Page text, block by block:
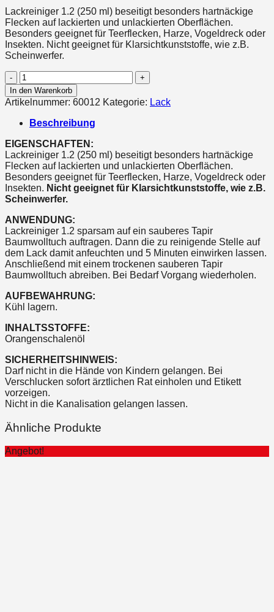
Lackreiniger 1.2 (250 ml) beseitigt besonders hartnäckige
Flecken auf lackierten und unlackierten Oberflächen.
Besonders geeignet für Teerflecken, Harze, Vogeldreck oder
Insekten. Nicht geeignet für Klarsichtkunststoffe, wie z.B.
Scheinwerfer.
1.2
Lackreiniger
Menge
In den Warenkorb
Artikelnummer: 60012 Kategorie: Lack
Beschreibung
EIGENSCHAFTEN:
Lackreiniger 1.2 (250 ml) beseitigt besonders hartnäckige
Flecken auf lackierten und unlackierten Oberflächen.
Besonders geeignet für Teerflecken, Harze, Vogeldreck oder
Insekten. Nicht geeignet für Klarsichtkunststoffe, wie z.B.
Scheinwerfer.
ANWENDUNG:
Lackreiniger 1.2 sparsam auf ein sauberes Tapir
Baumwolltuch auftragen. Dann die zu reinigende Stelle auf
dem Lack damit anfeuchten und 5 Minuten einwirken lassen.
Anschließend mit einem trockenen sauberen Tapir
Baumwolltuch abreiben. Bei Bedarf Vorgang wiederholen.
AUFBEWAHRUNG:
Kühl lagern.
INHALTSSTOFFE:
Orangenschalenöl
SICHERHEITSHINWEIS:
Darf nicht in die Hände von Kindern gelangen. Bei
Verschlucken sofort ärztlichen Rat einholen und Etikett
vorzeigen.
Nicht in die Kanalisation gelangen lassen.
Ähnliche Produkte
Angebot!